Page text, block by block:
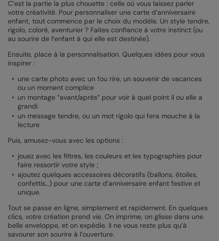
C’est la partie la plus chouette : celle où vous laissez parler
votre créativité. Pour personnaliser une carte d’anniversaire
enfant, tout commence par le choix du modèle. Un style tendre,
rigolo, coloré, aventurier ? Faites confiance à votre instinct (ou
au sourire de l’enfant à qui elle est destinée).
Ensuite, place à la personnalisation. Quelques idées pour vous
inspirer :
une carte photo avec un fou rire, un souvenir de vacances
ou un moment complice
un montage “avant/après” pour voir à quel point il ou elle a
grandi
un message tendre, ou un mot rigolo qui fera mouche à la
lecture
Puis, amusez-vous avec les options :
jouez avec les filtres, les couleurs et les typographies pour
faire ressortir votre style ;
ajoutez quelques accessoires décoratifs (ballons, étoiles,
confettis…) pour une carte d’anniversaire enfant festive et
unique.
Tout se passe en ligne, simplement et rapidement. En quelques
clics, votre création prend vie. On imprime, on glisse dans une
belle enveloppe, et on expédie. Il ne vous reste plus qu’à
savourer son sourire à l’ouverture.